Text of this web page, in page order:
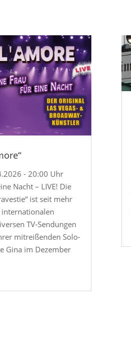
- 20:00 Uhr
Nacht – LIVE! Die
ist seit mehr
internationalen
TV-Sendungen
mitreißenden Solo-
Gina im Dezember